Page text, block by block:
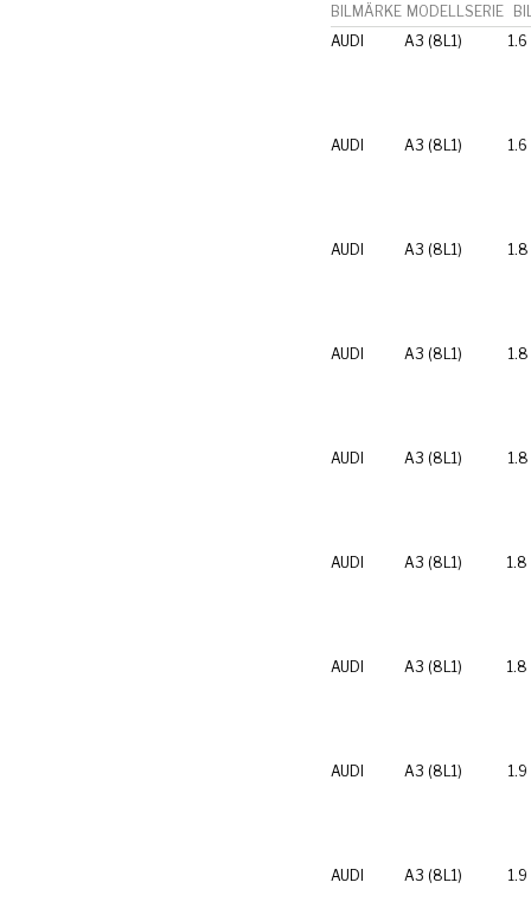
BILMÄRKE MODELLSERIE
AUDI
A3 (8L1) 1.6
AUDI A3 (8L1) 1.6
AUDI A3 (8L1) 1.8
AUDI A3 (8L1) 1.8
AUDI A3 (8L1) 1.8
AUDI A3 (8L1)
AUDI A3 (8L1)
AUDI A3 (8L1) 1.9
AUDI A3 (8L1) 1.9